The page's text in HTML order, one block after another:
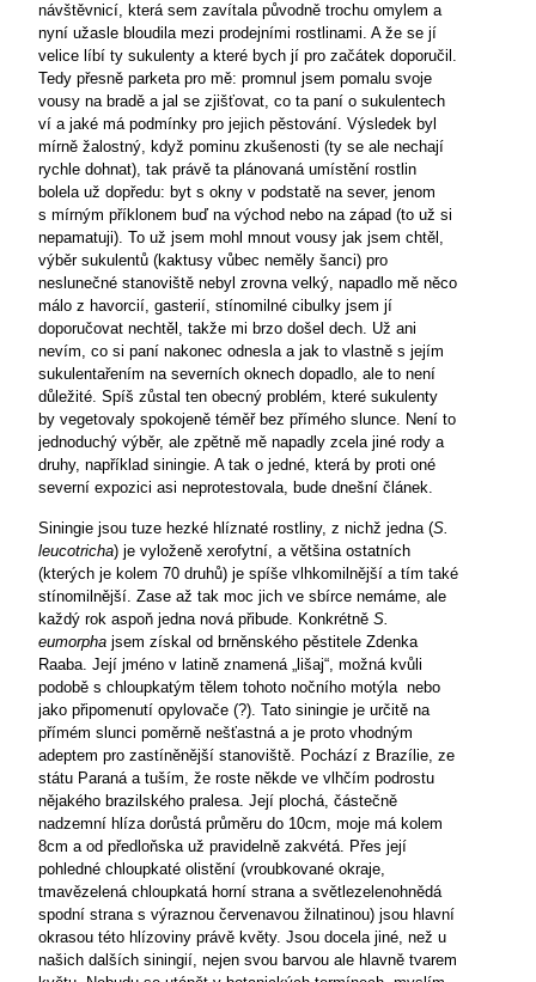
návštěvnicí, která sem zavítala původně trochu omylem a
nyní užasle bloudila mezi prodejními rostlinami. A že se jí
velice líbí ty sukulenty a které bych jí pro začátek doporučil.
Tedy přesně parketa pro mě: promnul jsem pomalu svoje
vousy na bradě a jal se zjišťovat, co ta paní o sukulentech
ví a jaké má podmínky pro jejich pěstování. Výsledek byl
mírně žalostný, když pominu zkušenosti (ty se ale nechají
rychle dohnat), tak právě ta plánovaná umístění rostlin
bolela už dopředu: byt s okny v podstatě na sever, jenom
s mírným příklonem buď na východ nebo na západ (to už si
nepamatuji). To už jsem mohl mnout vousy jak jsem chtěl,
výběr sukulentů (kaktusy vůbec neměly šanci) pro
neslunečné stanoviště nebyl zrovna velký, napadlo mě něco
málo z havorcií, gasterií, stínomilné cibulky jsem jí
doporučovat nechtěl, takže mi brzo došel dech. Už ani
nevím, co si paní nakonec odnesla a jak to vlastně s jejím
sukulentařením na severních oknech dopadlo, ale to není
důležité. Spíš zůstal ten obecný problém, které sukulenty
by vegetovaly spokojeně téměř bez přímého slunce. Není to
jednoduchý výběr, ale zpětně mě napadly zcela jiné rody a
druhy, například siningie. A tak o jedné, která by proti oné
severní expozici asi neprotestovala, bude dnešní článek.
Siningie jsou tuze hezké hlíznaté rostliny, z nichž jedna (S.
leucotricha) je vyloženě xerofytní, a většina ostatních
(kterých je kolem 70 druhů) je spíše vlhkomilnější a tím také
stínomilnější. Zase až tak moc jich ve sbírce nemáme, ale
každý rok aspoň jedna nová přibude. Konkrétně S.
eumorpha jsem získal od brněnského pěstitele Zdenka
Raaba. Její jméno v latině znamená „lišaj“, možná kvůli
podobě s chloupkatým tělem tohoto nočního motýla nebo
jako připomenutí opylovače (?). Tato siningie je určitě na
přímém slunci poměrně nešťastná a je proto vhodným
adeptem pro zastíněnější stanoviště. Pochází z Brazílie, ze
státu Paraná a tuším, že roste někde ve vlhčím podrostu
nějakého brazilského pralesa. Její plochá, částečně
nadzemní hlíza dorůstá průměru do 10cm, moje má kolem
8cm a od předloňska už pravidelně zakvétá. Přes její
pohledné chloupkaté olistění (vroubkované okraje,
tmavězelená chloupkatá horní strana a světlezelenohnědá
spodní strana s výraznou červenavou žilnatinou) jsou hlavní
okrasou této hlízoviny právě květy. Jsou docela jiné, než u
našich dalších siningií, nejen svou barvou ale hlavně tvarem